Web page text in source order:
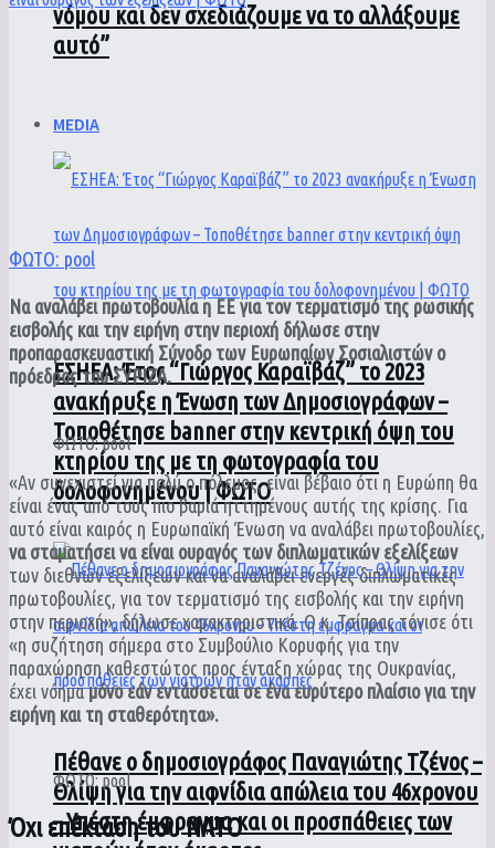
νόμου και δεν σχεδιάζουμε να το αλλάξουμε
αυτό”
MEDIA
ΕΣΗΕΑ: Έτος “Γιώργος Καραϊβάζ” το 2023
ανακήρυξε η Ένωση των Δημοσιογράφων –
Τοποθέτησε banner στην κεντρική όψη του
κτηρίου της με τη φωτογραφία του
δολοφονημένου | ΦΩΤΟ
Πέθανε ο δημοσιογράφος Παναγιώτης Τζένος –
Θλίψη για την αιφνίδια απώλεια του 46χρονου
– Υπέστη έμφραγμα και οι προσπάθειες των
ΦΩΤΟ: pool
Να αναλάβει πρωτοβουλία η ΕΕ για τον τερματισμό της ρωσικής
εισβολής και την ειρήνη στην περιοχή δήλωσε στην
προπαρασκευαστική Σύνοδο των Ευρωπαίων Σοσιαλιστών ο
πρόεδρος του ΣΥΡΙΖΑ.
ΦΩΤΟ: pool
«Αν συνεχιστεί για πολύ ο πόλεμος, είναι βέβαιο ότι η Ευρώπη θα
είναι ένας από τους πιο βαριά ηττημένους αυτής της κρίσης. Για
αυτό είναι καιρός η Ευρωπαϊκή Ένωση να αναλάβει πρωτοβουλίες,
να σταματήσει να είναι ουραγός των διπλωματικών εξελίξεων
των διεθνών εξελίξεων και να αναλάβει ενεργές διπλωματικές
πρωτοβουλίες, για τον τερματισμό της εισβολής και την ειρήνη
στην περιοχή», δήλωσε χαρακτηριστικά. Ο κ. Τσίπρας τόνισε ότι
«η συζήτηση σήμερα στο Συμβούλιο Κορυφής για την
παραχώρηση καθεστώτος προς ένταξη χώρας της Ουκρανίας,
έχει νόημαμόνο εάν εντάσσεται σε ένα ευρύτερο πλαίσιο για την
ειρήνη και τη σταθερότητα».
ΦΩΤΟ: pool
Όχι επέκταση του ΝΑΤΟ